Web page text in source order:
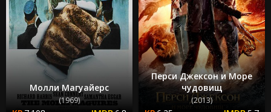
Молли Магуайерс
(1969)
Перси Джексон и Море
чудовищ
(2013)